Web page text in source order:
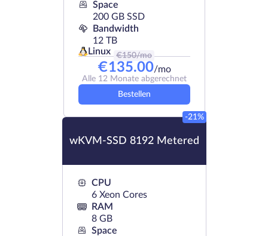
Space
200 GB SSD
Bandwidth
12 TB
Linux
€150/mo
€135.00/mo
Alle 12 Monate abgerechnet
Bestellen
wKVM-SSD 8192 Metered
-21%
CPU
6 Xeon Cores
RAM
8 GB
Space